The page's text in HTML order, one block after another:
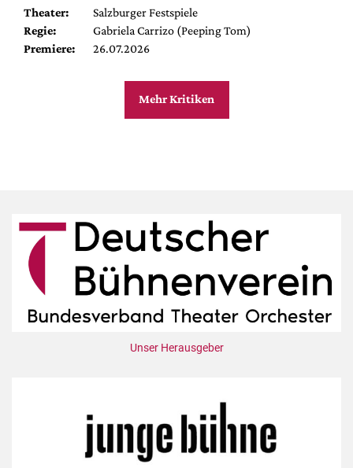
Theater:
Salzburger Festspiele
Regie:
Gabriela Carrizo (Peeping Tom)
Premiere:
26.07.2026
Mehr Kritiken
Unser Herausgeber